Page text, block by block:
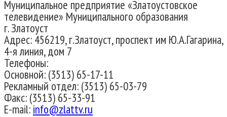
Муниципальное предприятие «Златоустовское
телевидение» Муниципального образования
г. Златоуст
Адрес: 456219, г.Златоуст, проспект им Ю.А.Гагарина,
4-я линия, дом 7
Телефоны:
Основной: (3513) 65-17-11
Рекламный отдел: (3513) 65-03-79
Факс: (3513) 65-33-91
E-mail:info@zlattv.ru